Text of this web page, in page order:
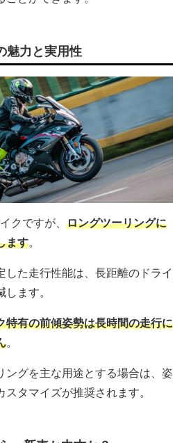
魅力と実用性
クですが、 ロングツーリングに
ます。
した走行性能は、長距離のドライ
ます。
特有の前傾姿勢は長時間の走行に
。
ングを主な用途とする場合は、姿
タマイズが推奨されます。